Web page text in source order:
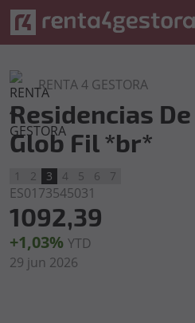
RENTA 4 GESTORA
Residencias
Glob Fil *br*
1 2 3 4 5 6 7
ES0173545031
1092,39
+1,03% YTD
29 jun 2026